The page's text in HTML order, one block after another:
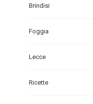
Brindisi
Foggia
Lecce
Ricette